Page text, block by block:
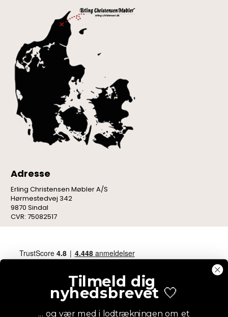
Adresse
Erling Christensen Møbler A/S
Hørmestedvej 342
9870 Sindal
CVR: 75082517
Tilmeld dig
nyhedsbrevet 🤍
... og vær med i lodtrækningen om et